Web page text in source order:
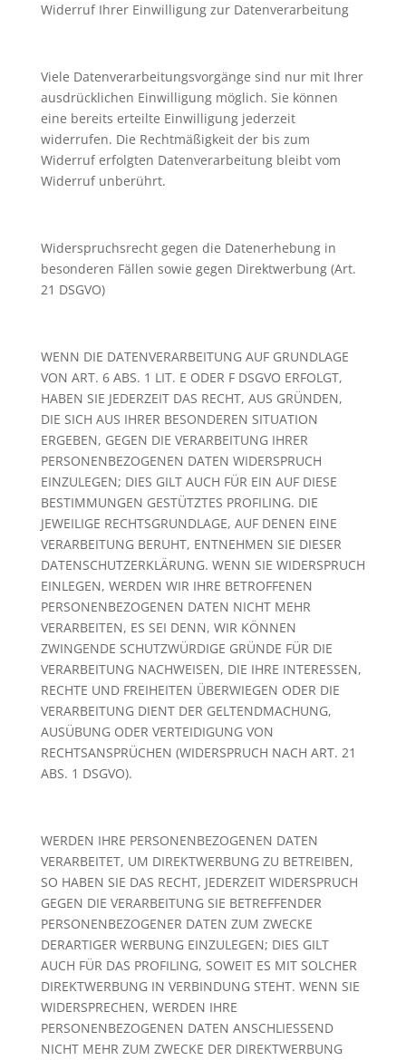
Widerruf Ihrer Einwilligung zur Datenverarbeitung
Viele Datenverarbeitungsvorgänge sind nur mit Ihrer
ausdrücklichen Einwilligung möglich. Sie können
eine bereits erteilte Einwilligung jederzeit
widerrufen. Die Rechtmäßigkeit der bis zum
Widerruf erfolgten Datenverarbeitung bleibt vom
Widerruf unberührt.
Widerspruchsrecht gegen die Datenerhebung in
besonderen Fällen sowie gegen Direktwerbung (Art.
21 DSGVO)
WENN DIE DATENVERARBEITUNG AUF GRUNDLAGE
VON ART. 6 ABS. 1 LIT. E ODER F DSGVO ERFOLGT,
HABEN SIE JEDERZEIT DAS RECHT, AUS GRÜNDEN,
DIE SICH AUS IHRER BESONDEREN SITUATION
ERGEBEN, GEGEN DIE VERARBEITUNG IHRER
PERSONENBEZOGENEN DATEN WIDERSPRUCH
EINZULEGEN; DIES GILT AUCH FÜR EIN AUF DIESE
BESTIMMUNGEN GESTÜTZTES PROFILING. DIE
JEWEILIGE RECHTSGRUNDLAGE, AUF DENEN EINE
VERARBEITUNG BERUHT, ENTNEHMEN SIE DIESER
DATENSCHUTZERKLÄRUNG. WENN SIE WIDERSPRUCH
EINLEGEN, WERDEN WIR IHRE BETROFFENEN
PERSONENBEZOGENEN DATEN NICHT MEHR
VERARBEITEN, ES SEI DENN, WIR KÖNNEN
ZWINGENDE SCHUTZWÜRDIGE GRÜNDE FÜR DIE
VERARBEITUNG NACHWEISEN, DIE IHRE INTERESSEN,
RECHTE UND FREIHEITEN ÜBERWIEGEN ODER DIE
VERARBEITUNG DIENT DER GELTENDMACHUNG,
AUSÜBUNG ODER VERTEIDIGUNG VON
RECHTSANSPRÜCHEN (WIDERSPRUCH NACH ART. 21
ABS. 1 DSGVO).
WERDEN IHRE PERSONENBEZOGENEN DATEN
VERARBEITET, UM DIREKTWERBUNG ZU BETREIBEN,
SO HABEN SIE DAS RECHT, JEDERZEIT WIDERSPRUCH
GEGEN DIE VERARBEITUNG SIE BETREFFENDER
PERSONENBEZOGENER DATEN ZUM ZWECKE
DERARTIGER WERBUNG EINZULEGEN; DIES GILT
AUCH FÜR DAS PROFILING, SOWEIT ES MIT SOLCHER
DIREKTWERBUNG IN VERBINDUNG STEHT. WENN SIE
WIDERSPRECHEN, WERDEN IHRE
PERSONENBEZOGENEN DATEN ANSCHLIESSEND
NICHT MEHR ZUM ZWECKE DER DIREKTWERBUNG